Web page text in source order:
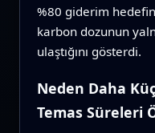
%80 giderim
karbon dozunun
ulaştığını gösterdi.
Neden Daha
Temas Süreleri